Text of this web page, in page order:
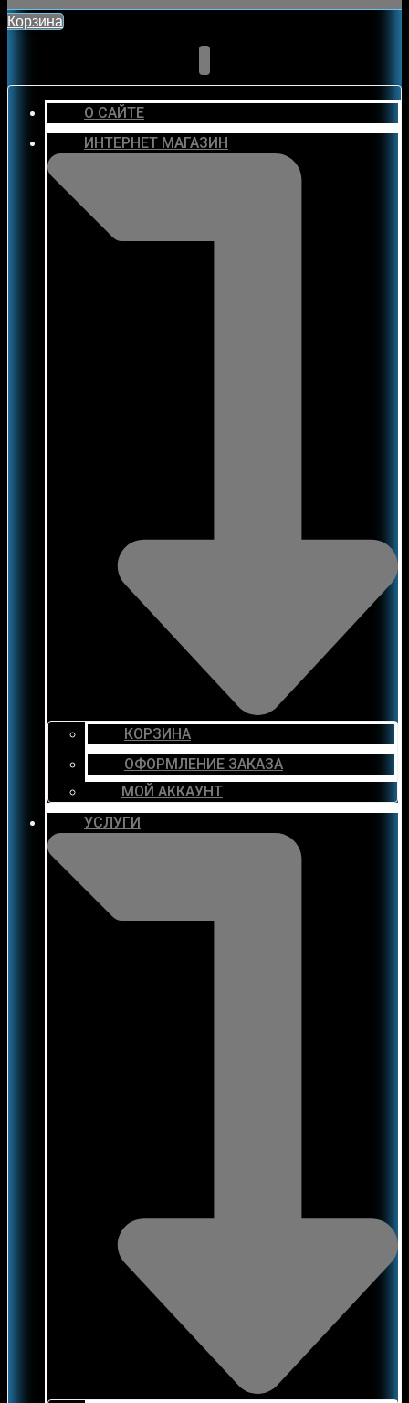
Корзина
О САЙТЕ
ИНТЕРНЕТ МАГАЗИН
КОРЗИНА
ОФОРМЛЕНИЕ ЗАКАЗА
МОЙ АККАУНТ
УСЛУГИ